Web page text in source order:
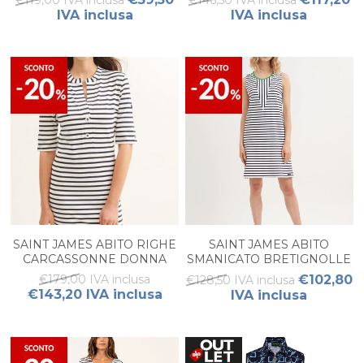
IVA inclusa
IVA inclusa
SAINT JAMES ABITO RIGHE
CARCASSONNE DONNA
€179,00 IVA inclusa
€143,20 IVA inclusa
SAINT JAMES ABITO
SMANICATO BRETIGNOLLE
DONNA
€128,50 IVA inclusa €102,80
IVA inclusa